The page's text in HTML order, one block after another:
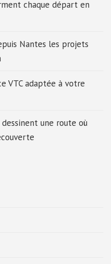
chaque départ en
Nantes les projets
VTC adaptée à votre
une route où